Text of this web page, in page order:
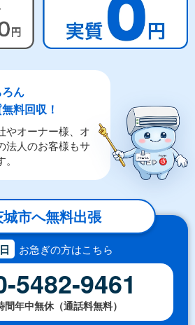
ん
料回収！
やオーナー様、オ
法人のお客様もサ
市へ無料出張
お急ぎの方はこちら
5482-9461
年中無休（通話料無料）